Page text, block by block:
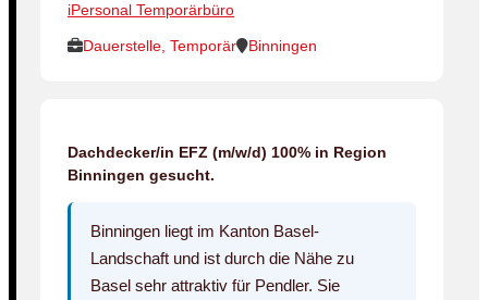
iPersonal Temporärbüro
Dauerstelle, Temporär Binningen
Dachdecker/in EFZ (m/w/d) 100% in Region
Binningen gesucht.
Binningen liegt im Kanton Basel-
Landschaft und ist durch die Nähe zu
Basel sehr attraktiv für Pendler. Sie